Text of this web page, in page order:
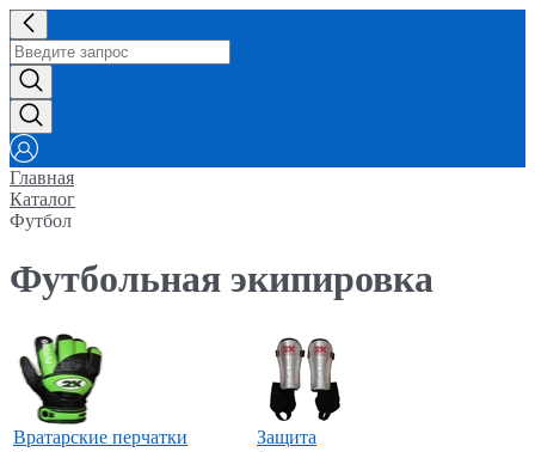
Главная
Каталог
Футбол
Футбольная экипировка
Вратарские перчатки
Защита